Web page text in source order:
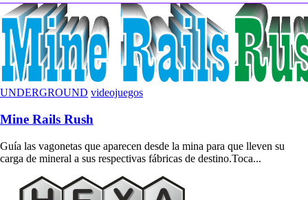
UNDERGROUND videojuegos
Mine Rails Rush
Guía las vagonetas que aparecen desde la mina para que lleven su
carga de mineral a sus respectivas fábricas de destino.Toca...